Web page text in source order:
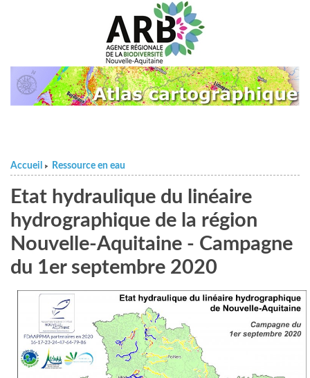
Accueil > Ressource en eau
Etat hydraulique du linéaire
hydrographique de la région
Nouvelle-Aquitaine - Campagne
du 1er septembre 2020